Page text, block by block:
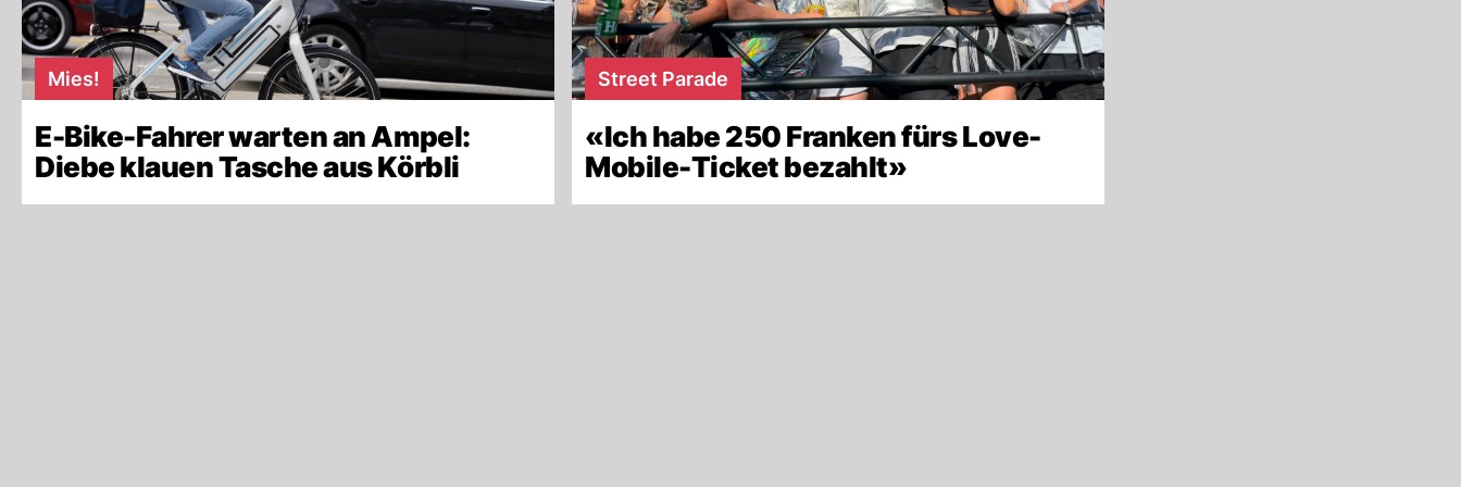
Mies!
E-Bike-Fahrer warten an Ampel:
Diebe klauen Tasche aus Körbli
Street Parade
«Ich habe 250 Franken fürs Love-
Mobile-Ticket bezahlt»